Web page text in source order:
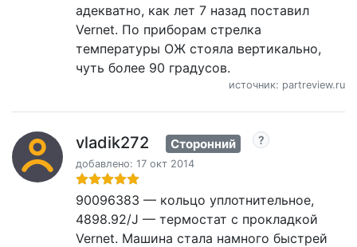
адекватно, как лет 7 назад поставил
Vernet. По приборам стрелка
температуры ОЖ стояла вертикально,
чуть более 90 градусов.
источник: partreview.ru
vladik272 Сторонний
добавлено: 17 окт 2014
90096383 — кольцо уплотнительное,
4898.92/J — термостат с прокладкой
Vernet. Машина стала намного быстрей